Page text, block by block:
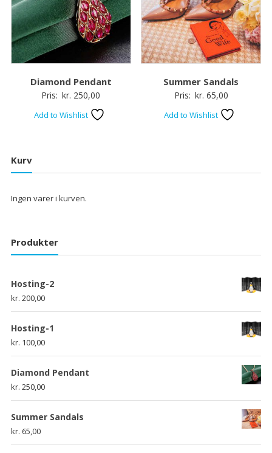
Diamond Pendant
Pris: kr. 250,00
Add to Wishlist
Summer Sandals
Pris: kr. 65,00
Add to Wishlist
Kurv
Ingen varer i kurven.
Produkter
Hosting-2
kr. 200,00
Hosting-1
kr. 100,00
Diamond Pendant
kr. 250,00
Summer Sandals
kr. 65,00